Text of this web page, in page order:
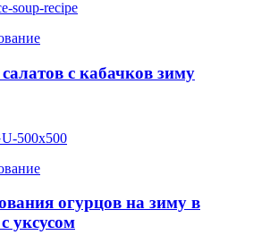
с кабачков зиму
огурцов на зиму в
уксусом